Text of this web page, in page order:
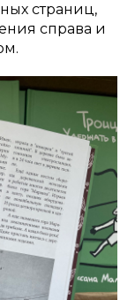
страниц,
справа и